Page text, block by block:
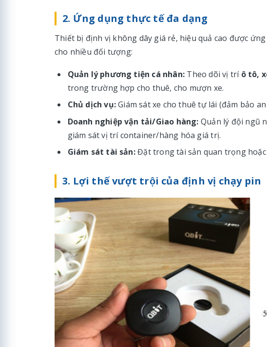
2. Ứng dụng thực tế đa dạng
Thiết bị định vị không dây giá rẻ, hiệu quả cao được
cho nhiều đối tượng:
Quản lý phương tiện cá nhân: Theo dõi vị trí ô tô,
trong trường hợp cho thuê, cho mượn xe.
Chủ dịch vụ:Giám sát xe cho thuê tự lái (đảm bảo
Doanh nghiệp vận tải/Giao hàng: Quản lý đội ngũ
giám sát vị trí container/hàng hóa giá trị.
Giám sát tài sản:Đặt trong tài sản quan trọng hoặc
3. Lợi thế vượt trội của định vị chạy pin